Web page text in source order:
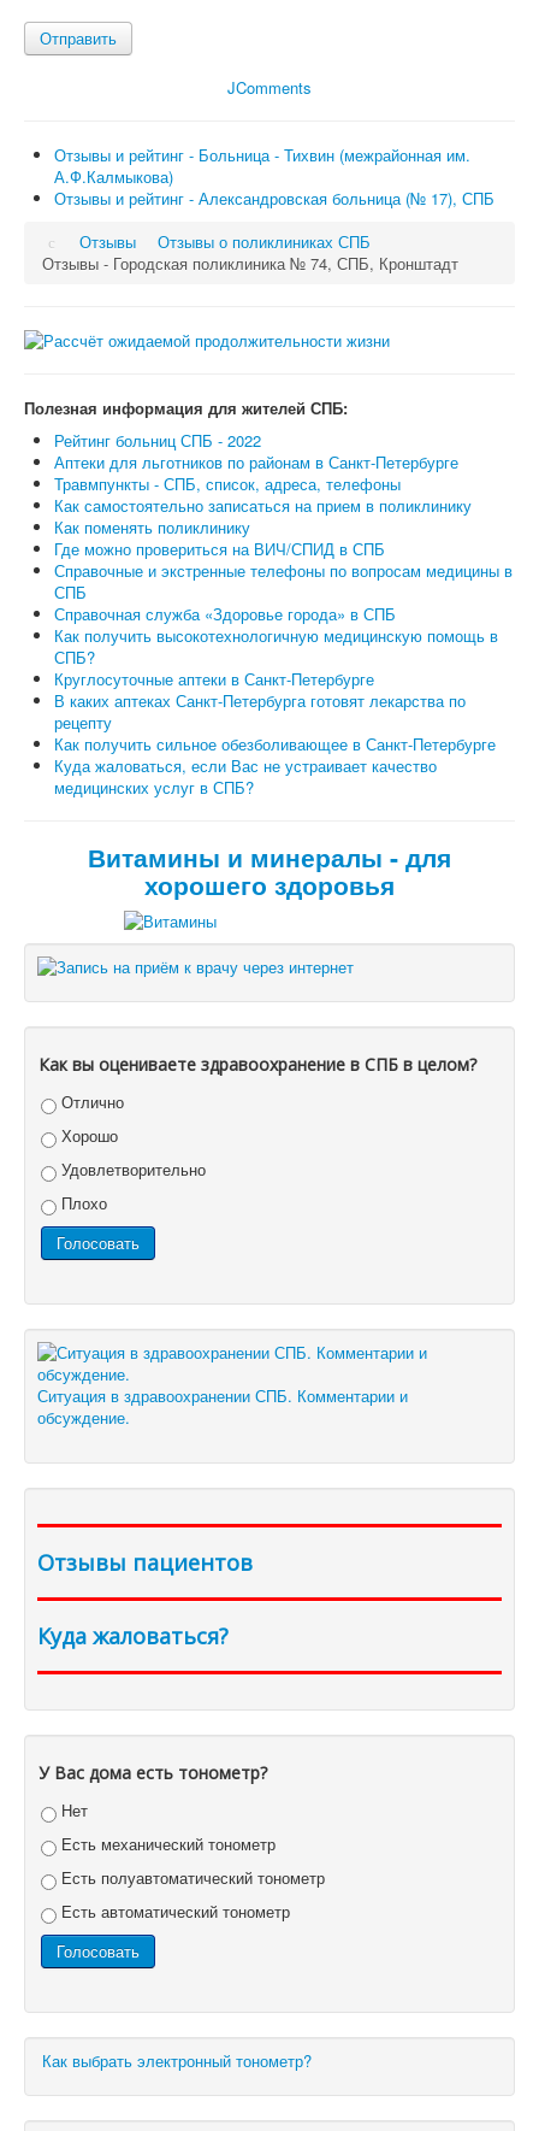
Отправить
JComments
Отзывы и рейтинг - Больница - Тихвин (межрайонная им.
А.Ф.Калмыкова)
Отзывы и рейтинг - Александровская больница (№ 17), СПБ
Отзывы
Отзывы о поликлиниках СПБ
Отзывы - Городская поликлиника № 74, СПБ, Кронштадт
Полезная информация для жителей СПБ:
Рейтинг больниц СПБ - 2022
Аптеки для льготников по районам в Санкт-Петербурге
Травмпункты - СПБ, список, адреса, телефоны
Как самостоятельно записаться на прием в поликлинику
Как поменять поликлинику
Где можно провериться на ВИЧ/СПИД в СПБ
Справочные и экстренные телефоны по вопросам медицины в
СПБ
Справочная служба «Здоровье города» в СПБ
Как получить высокотехнологичную медицинскую помощь в
СПБ?
Круглосуточные аптеки в Санкт-Петербурге
В каких аптеках Санкт-Петербурга готовят лекарства по
рецепту
Как получить сильное обезболивающее в Санкт-Петербурге
Куда жаловаться, если Вас не устраивает качество
медицинских услуг в СПБ?
Витамины и минералы - для
хорошего здоровья
Как вы оцениваете здравоохранение в СПБ в целом?
Отлично
Хорошо
Удовлетворительно
Плохо
Ситуация в здравоохранении СПБ. Комментарии и
обсуждение.
Отзывы пациентов
Куда жаловаться?
У Вас дома есть тонометр?
Нет
Есть механический тонометр
Есть полуавтоматический тонометр
Есть автоматический тонометр
Как выбрать электронный тонометр?